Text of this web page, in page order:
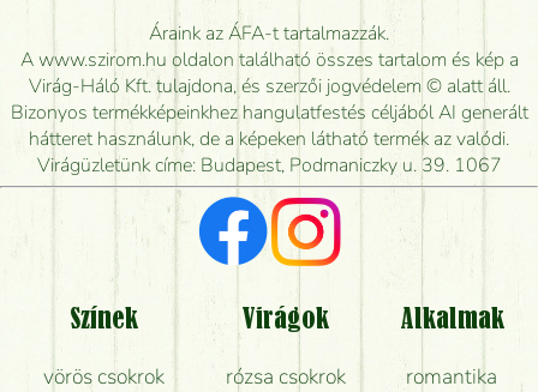
Meddig rendelhetek virágküldést úgy, hogy még ma
kiszállítsák?
Mennyire gyorsan tudják elkészíteni a csokrot, és
mikor tudják leghamarabb kiszállítani?
Vörös rózsát keresek, van önöknél?
Milyen visszajelzést kapok a virágküldésről?
Tényleg azt kapom, ami a képen van?
Mit kell tudni a virágcsokrok szállításáról?
Áraink az ÁFA-t tartalmazzák.
A www.szirom.hu oldalon található összes tartalom és kép a
Virág-Háló Kft. tulajdona, és szerzői jogvédelem © alatt áll.
Bizonyos termékképeinkhez hangulatfestés céljából AI generált
hátteret használunk, de a képeken látható termék az valódi.
Virágüzletünk címe: Budapest, Podmaniczky u. 39. 1067
Színek
vörös csokrok
Virágok
rózsa csokrok
Alkalmak
romantika